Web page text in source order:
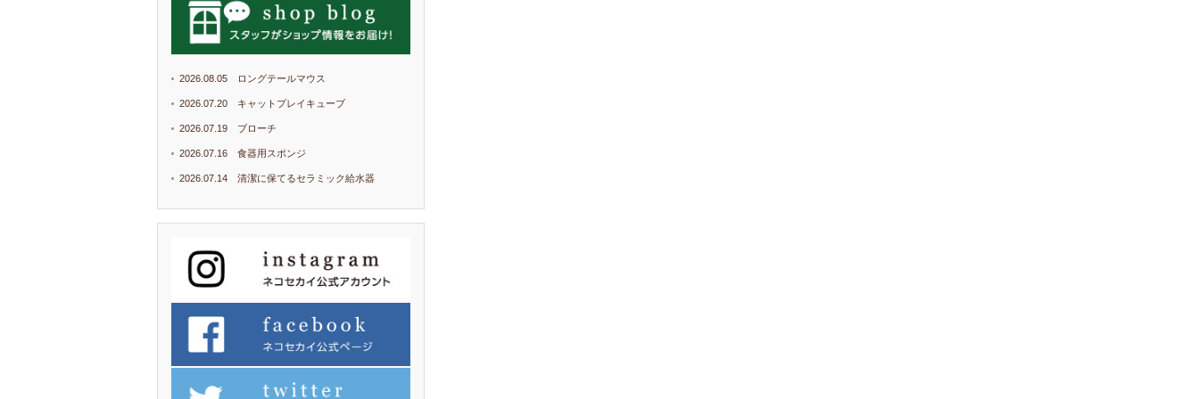
2026.08.05 ロングテールマウス
2026.07.20 キャットプレイキューブ
2026.07.19 ブローチ
2026.07.16 食器用スポンジ
2026.07.14 清潔に保てるセラミック給水器